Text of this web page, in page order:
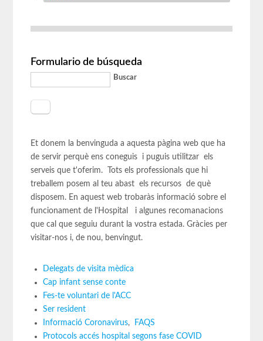
Formulario de búsqueda
Buscar
Et donem la benvinguda a aquesta pàgina web que ha
de servir perquè ens coneguis i puguis utilitzar els
serveis que t'oferim. Tots els professionals que hi
treballem posem al teu abast els recursos de què
disposem. En aquest web trobaràs informació sobre el
funcionament de l'Hospital i algunes recomanacions
que cal que seguiu durant la vostra estada. Gràcies per
visitar-nos i, de nou, benvingut.
Delegats de visita mèdica
Cap infant sense conte
Fes-te voluntari de l'ACC
Ser resident
Informació Coronavirus,
FAQS
Protocols accés hospital segons fase COVID